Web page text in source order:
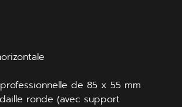
de 85 x 55 mm
ronde (avec support